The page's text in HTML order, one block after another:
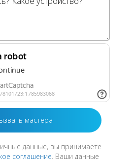
данные, вы принимаете
соглашение. Ваши данные